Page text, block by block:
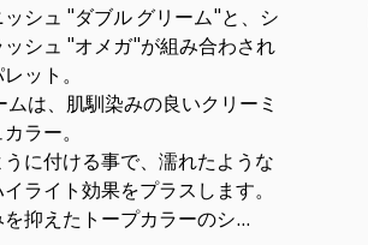
シュ "ダブル グリーム"と、シ
ッシュ "オメガ"が組み合わされ
ット。
ムは、肌馴染みの良いクリーミ
ラー。
に付ける事で、濡れたような
ライト効果をプラスします。
抑えたトープカラーのシ...